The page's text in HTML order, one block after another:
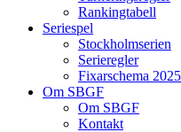
Rankingtabell
Seriespel
Stockholmserien
Serieregler
Fixarschema
Om SBGF
Om SBGF
Kontakt